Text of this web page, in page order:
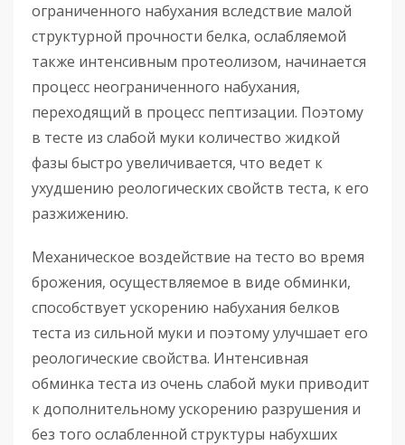
ограниченного набухания вследствие малой
структурной прочности белка, ослабляемой
также интенсивным протеолизом, начинается
процесс неограниченного набухания,
переходящий в процесс пептизации. Поэтому
в тесте из слабой муки количество жидкой
фазы быстро увеличивается, что ведет к
ухудшению реологических свойств теста, к его
разжижению.
Механическое воздействие на тесто во время
брожения, осуществляемое в виде обминки,
способствует ускорению набухания белков
теста из сильной муки и поэтому улучшает его
реологические свойства. Интенсивная
обминка теста из очень слабой муки приводит
к дополнительному ускорению разрушения и
без того ослабленной структуры набухших